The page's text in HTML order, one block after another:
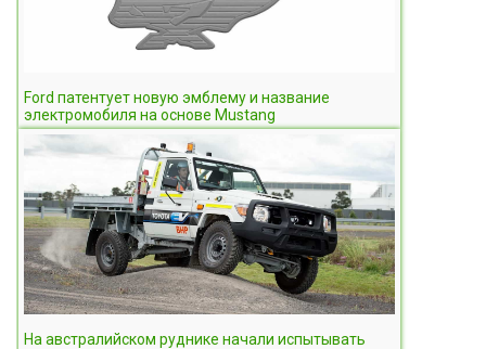
Ford патентует новую эмблему и название
электромобиля на основе Mustang
На австралийском руднике начали испытывать